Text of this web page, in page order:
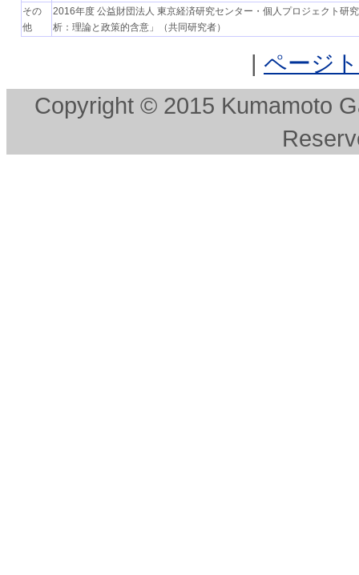
その
他
2016年度 公益財団法人 東京経済研究センター・個人プロジェクト研
析：理論と政策的含意」（共同研究者）
| ページ
Copyright © 2015 Kumamoto